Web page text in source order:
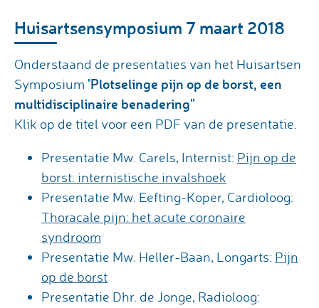
Huisartsensymposium 7 maart 2018
Onderstaand de presentaties van het Huisartsen
Symposium 'Plotselinge pijn op de borst, een
multidisciplinaire benadering"
Klik op de titel voor een PDF van de presentatie.
Presentatie Mw. Carels, Internist: Pijn op de
borst: internistische invalshoek
Presentatie Mw. Eefting-Koper, Cardioloog:
Thoracale pijn: het acute coronaire
syndroom
Presentatie Mw. Heller-Baan, Longarts: Pijn
op de borst
Presentatie Dhr. de Jonge, Radioloog: